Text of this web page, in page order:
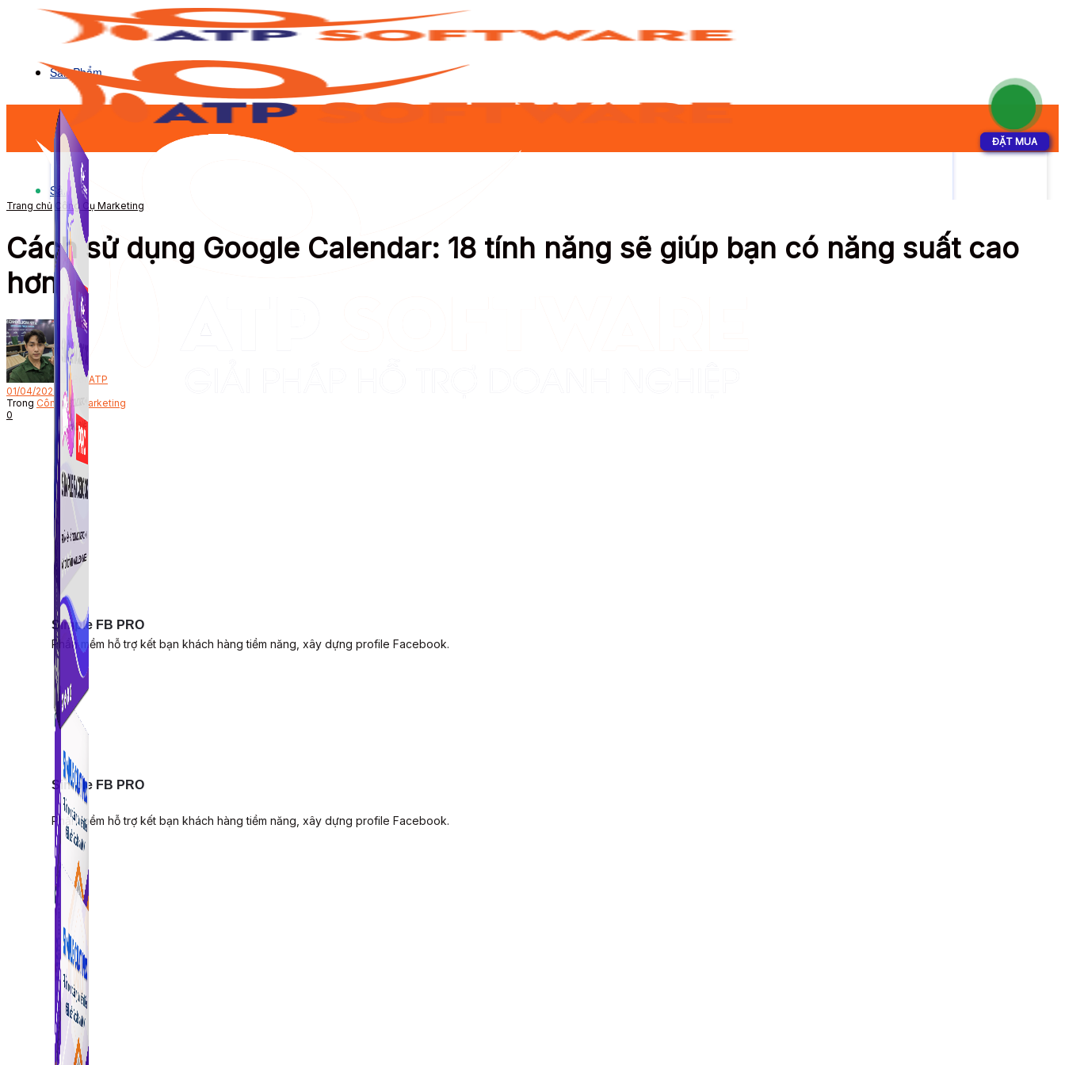
Sản Phẩm
Simple FB PRO
Phần mềm hỗ trợ kết bạn khách hàng tiềm năng, xây dựng profile Facebook.
Sản Phẩm
Simple FB PRO
Phần mềm hỗ trợ kết bạn khách hàng tiềm năng, xây dựng profile Facebook.
Trang chủ Công Cụ Marketing
Cách sử dụng Google Calendar: 18 tính năng sẽ giúp bạn có năng suất cao
hơn
Bởi ATP
01/04/2023
Trong Công Cụ Marketing
0
ĐẶT MUA
ĐẶT MUA